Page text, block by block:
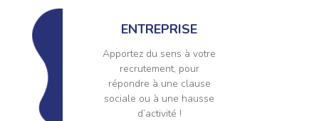
ENTREPRISE
Apportez du sens à votre
recrutement, pour
répondre à une clause
sociale ou à une hausse
d’activité !